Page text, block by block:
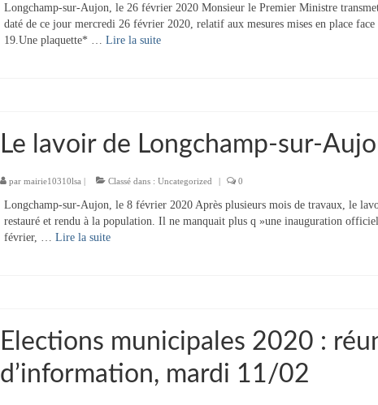
Longchamp-sur-Aujon, le 26 février 2020 Monsieur le Premier Ministre
daté de ce jour mercredi 26 février 2020, relatif aux mesures mises en place
19.Une plaquette* …Lire la suite­­
Le lavoir de Longchamp-sur-
parmairie10310lsa Classé dans :Uncategorized 0
Longchamp-sur-Aujon, le 8 février 2020 Après plusieurs mois de travaux, le
restauré et rendu à la population. Il ne manquait plus q »une inauguration
février, …Lire la suite­­
Elections municipales 2020 :
d’information, mardi 11/02